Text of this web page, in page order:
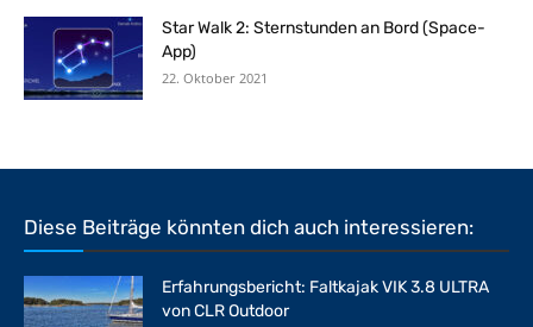
Star Walk 2: Sternstunden an Bord (Space-
App)
22. Oktober 2021
Diese Beiträge könnten dich auch interessieren:
Erfahrungsbericht: Faltkajak VIK 3.8 ULTRA
von CLR Outdoor